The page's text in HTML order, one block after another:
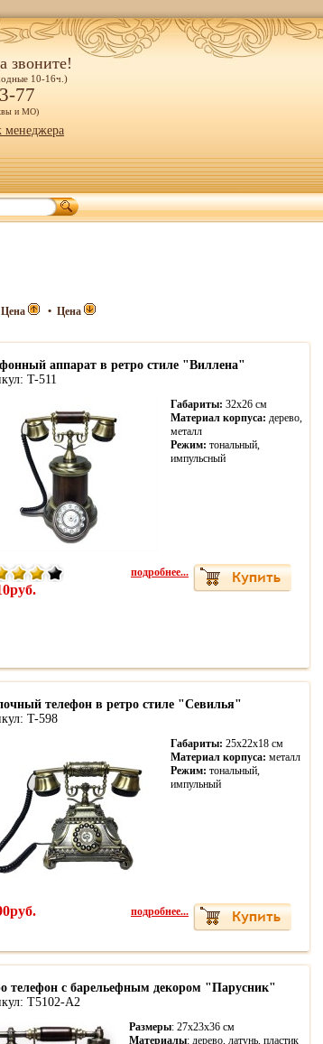
звоните!
10-16ч.)
77
и МО)
менеджера
Цена • Цена
аппарат в ретро стиле "Виллена"
T-511
Габариты: 32х26 см
Материал корпуса: дерево,
металл
Режим: тональный,
импульсный
подробнее...
телефон в ретро стиле "Севилья"
T-598
Габариты: 25х22х18 см
Материал корпуса: металл
Режим: тональный,
импульный
подробнее...
телефон с барельефным декором "Парусник"
T5102-A2
Размеры: 27x23х36 см
Материалы: дерево, латунь, пластик